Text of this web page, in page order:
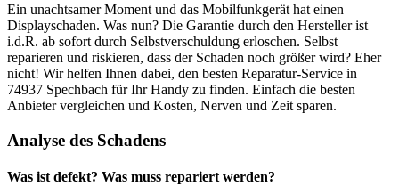
Ein unachtsamer Moment und das Mobilfunkgerät hat einen
Displayschaden. Was nun? Die Garantie durch den Hersteller ist
i.d.R. ab sofort durch Selbstverschuldung erloschen. Selbst
reparieren und riskieren, dass der Schaden noch größer wird? Eher
nicht! Wir helfen Ihnen dabei, den besten Reparatur-Service in
74937 Spechbach für Ihr Handy zu finden. Einfach die besten
Anbieter vergleichen und Kosten, Nerven und Zeit sparen.
Analyse des Schadens
Was ist defekt? Was muss repariert werden?